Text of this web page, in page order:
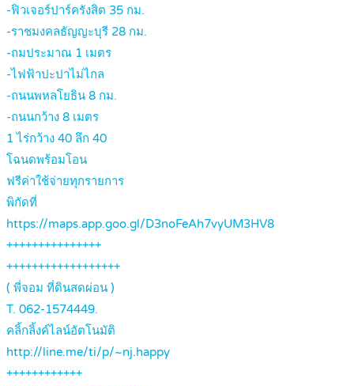
-ฟิวเจอร์ปาร์ครังสิต 35 กม.
-ราชมงคลธัญญะบุรี 28 กม.
-ถมประมาณ 1 เมตร
-ไฟฟ้าปะปาไม่ไกล
-ถนนพหลโยธิน 8 กม.
-ถนนกว้าง 8 เมตร
1 ไร่กว้าง 40 ลึก 40
โฉนดพร้อมโอน
ฟรีค่าใช้จ่ายทุกรายการ
พิกัดที่
https://maps.app.goo.gl/D3noFeAh7vyUM3HV8
+++++++++++++++
++++++++++++++++++
( พี่จอม ที่ดินสดผ่อน )
T. 062-1574449.
คลิ้กลิ้งค์ไลน์อัตโนมัติ
http://line.me/ti/p/~nj.happy
++++++++++++